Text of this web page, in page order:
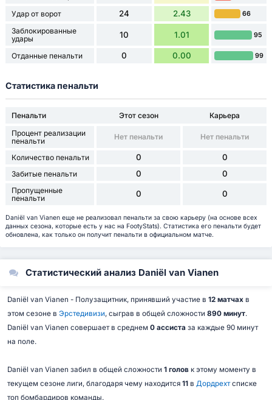
Удар от ворот 24 2.43 66
Заблокированные
удары
10 1.01 95
Отданные пенальти 0 0.00 99
Статистика пенальти
Пенальти Этот сезон
Карьера
Процент реализации
пенальти
Нет пенальти Нет пенальти
Количество пенальти 0 0
Забитые пенальти 0 0
Пропущенные
пенальти
0 0
Daniël van Vianen еще не реализовал пенальти за свою карьеру (на основе всех
данных сезона, которые есть у нас на FootyStats). Статистика его пенальти будет
обновлена, как только он получит пенальти в официальном матче.
Статистический анализ Daniël van Vianen
Daniël van Vianen - Полузащитник, принявший участие в 12 матчахв
этом сезоне в Эрстедивизи, сыграв в общей сложности 890 минут.
Daniël van Vianen совершает в среднем 0 ассиста за каждые 90 минут
на поле.
Daniël van Vianen забил в общей сложности 1 головк этому моменту в
текущем сезоне лиги, благодаря чему находится 11в Дордрехтсписке
топ бомбардиров команды.